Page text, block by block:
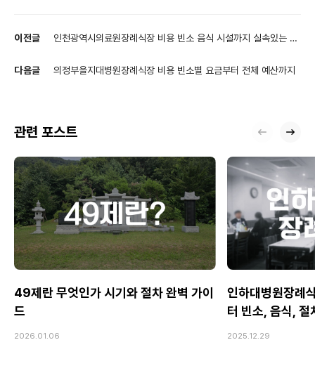
이전글
인천광역시의료원장례식장 비용 빈소 음식 시설까지 실속있는 준
다음글
의정부을지대병원장례식장 비용 빈소별 요금부터 전체 예산까지
관련 포스트
49제란 무엇인가 시기와 절차 완벽 가이
드
2026.01.06
인하대병원장례
터 빈소, 음식, 절
2025.12.29